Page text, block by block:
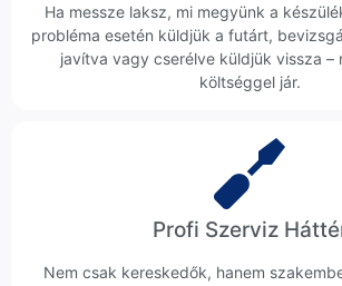
Ha messze laksz, mi megyünk a
probléma esetén küldjük a futárt,
javítva vagy cserélve küldjük vissza –
költséggel jár.
Profi Szerviz
Nem csak kereskedők, hanem